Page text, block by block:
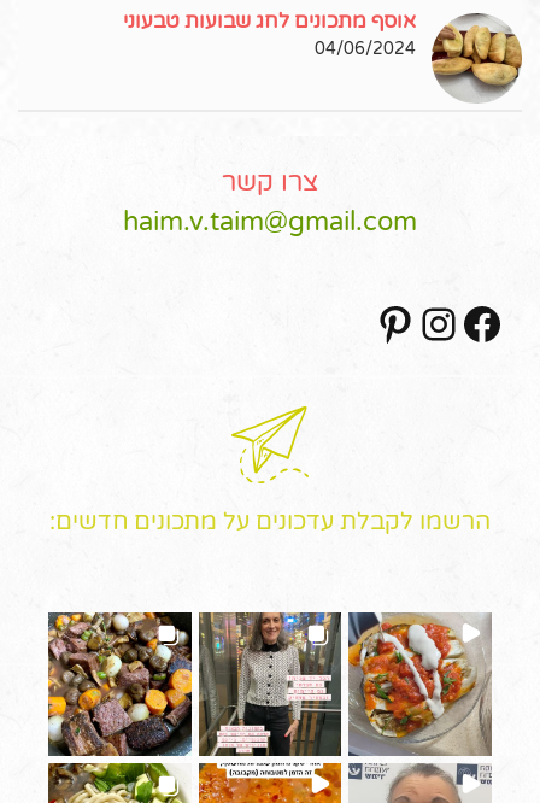
אוסף מתכונים לחג שבועות טבעוני
04/06/2024
צרו קשר
haim.v.taim@gmail.com
Facebook
Instagram
הרשמו לקבלת עדכונים על מתכונים חדשים: